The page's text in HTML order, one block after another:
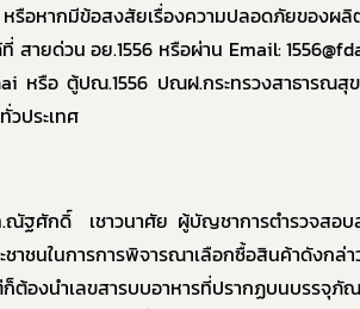
รือหากมีข้อสงสัยเรื่องความปลอดภัยของผ
ที่ สายด่วน อย.1556 หรือผ่าน Email:1556
หรือ ตู้ปณ.1556 ปณฝ.กระทรวงสาธารณสุ
วประเทศ
ณัฐศักดิ์ เชาวนาศัย ผู้บัญชาการตำรวจสอบ
ชาชนในการการพิจารณาเลือกซื้อสินค้าดั
ต้องนำเลขสารบบอาหารที่ปรากฏบนบรรจุภั